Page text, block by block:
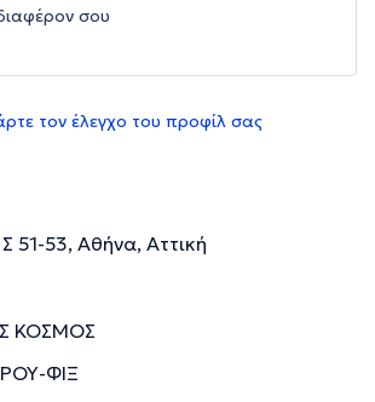
σου
τον έλεγχο του προφίλ σας
51-53, Αθήνα, Αττική
ΚΟΣΜΟΣ
ΦΙΞ